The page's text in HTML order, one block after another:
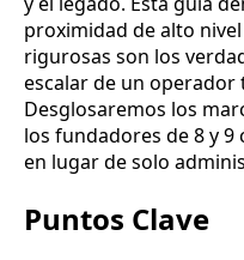
proximidad de alto
rigurosas son los
escalar de un operador
Desglosaremos los
los fundadores de 8 y
en lugar de solo
Puntos Clave